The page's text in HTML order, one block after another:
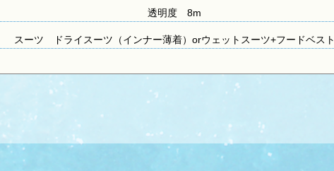
透明度 8m
スーツ ドライスーツ（インナー薄着）orウェットスーツ+フードベスト